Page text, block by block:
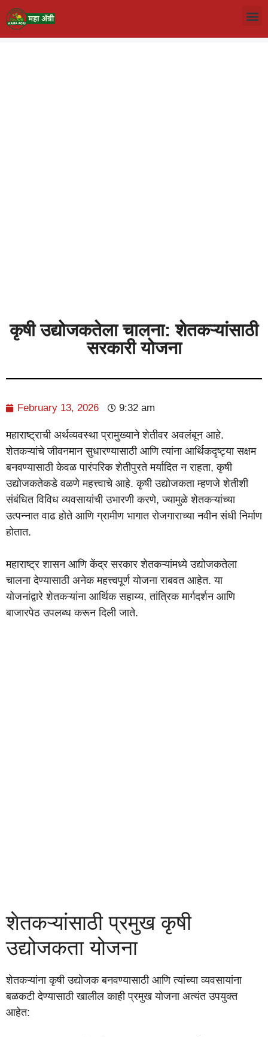
कृषी उद्योजकतेला चालना: शेतकऱ्यांसाठी
सरकारी योजना
February 13, 2026 9:32 am
महाराष्ट्राची अर्थव्यवस्था प्रामुख्याने शेतीवर अवलंबून आहे.
शेतकऱ्यांचे जीवनमान सुधारण्यासाठी आणि त्यांना आर्थिकदृष्ट्या सक्षम
बनवण्यासाठी केवळ पारंपरिक शेतीपुरते मर्यादित न राहता, कृषी
उद्योजकतेकडे वळणे महत्त्वाचे आहे. कृषी उद्योजकता म्हणजे शेतीशी
संबंधित विविध व्यवसायांची उभारणी करणे, ज्यामुळे शेतकऱ्यांच्या
उत्पन्नात वाढ होते आणि ग्रामीण भागात रोजगाराच्या नवीन संधी निर्माण
होतात.
महाराष्ट्र शासन आणि केंद्र सरकार शेतकऱ्यांमध्ये उद्योजकतेला
चालना देण्यासाठी अनेक महत्त्वपूर्ण योजना राबवत आहेत. या
योजनांद्वारे शेतकऱ्यांना आर्थिक सहाय्य, तांत्रिक मार्गदर्शन आणि
बाजारपेठ उपलब्ध करून दिली जाते.
शेतकऱ्यांसाठी प्रमुख कृषी
उद्योजकता योजना
शेतकऱ्यांना कृषी उद्योजक बनवण्यासाठी आणि त्यांच्या व्यवसायांना
बळकटी देण्यासाठी खालील काही प्रमुख योजना अत्यंत उपयुक्त
आहेत: